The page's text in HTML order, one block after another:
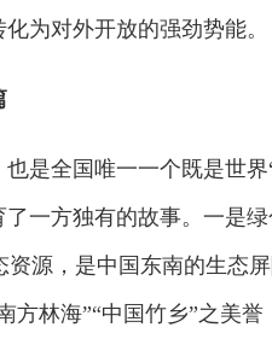
为对外开放的强劲势能。
是全国唯一一个既是世
一方独有的故事。一是
源，是中国东南的生态
方林海”“中国竹乡”之美